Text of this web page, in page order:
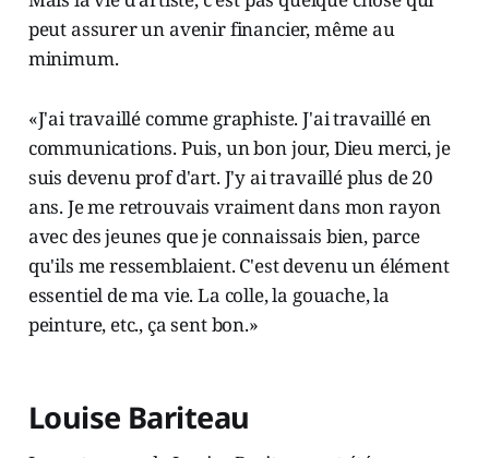
peut assurer un avenir financier, même au
minimum.
«J'ai travaillé comme graphiste. J'ai travaillé en
communications. Puis, un bon jour, Dieu merci, je
suis devenu prof d'art. J'y ai travaillé plus de 20
ans. Je me retrouvais vraiment dans mon rayon
avec des jeunes que je connaissais bien, parce
qu'ils me ressemblaient. C'est devenu un élément
essentiel de ma vie. La colle, la gouache, la
peinture, etc., ça sent bon.»
Louise Bariteau